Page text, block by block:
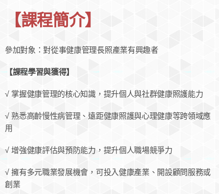
【課程簡介】
參加對象：對從事健康管理長照產業有興趣者
【課程學習與獲得】
√ 掌握健康管理的核心知識，提升個人與社群健康照護能力
√ 熟悉高齡慢性病管理、遠距健康照護與心理健康等跨領域應
用
√ 增強健康評估與預防能力，提升個人職場競爭力
√ 擁有多元職業發展機會，可投入健康產業、開設顧問服務或
創業